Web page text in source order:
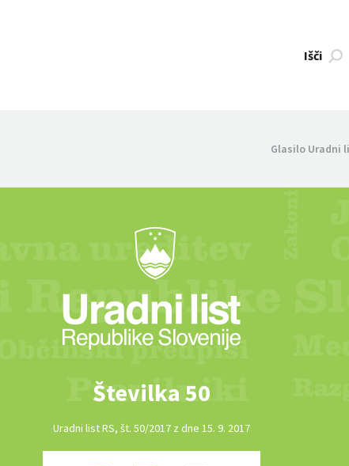
Išči
Glasilo Uradni
Številka 50
Uradni list RS, št. 50/2017 z dne 15. 9. 2017